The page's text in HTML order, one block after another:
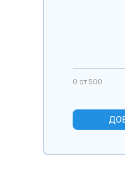
0 от 500